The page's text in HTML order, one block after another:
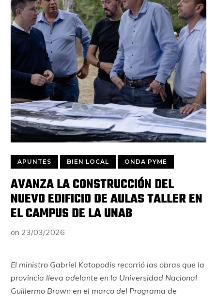
APUNTES BIEN LOCAL ONDA PYME
AVANZA LA CONSTRUCCIÓN DEL
NUEVO EDIFICIO DE AULAS TALLER EN
EL CAMPUS DE LA UNAB
on 23/03/2026
El ministro Gabriel Katopodis recorrió las obras que la
provincia lleva adelante en la Universidad Nacional
Guillermo Brown en el marco del Programa de